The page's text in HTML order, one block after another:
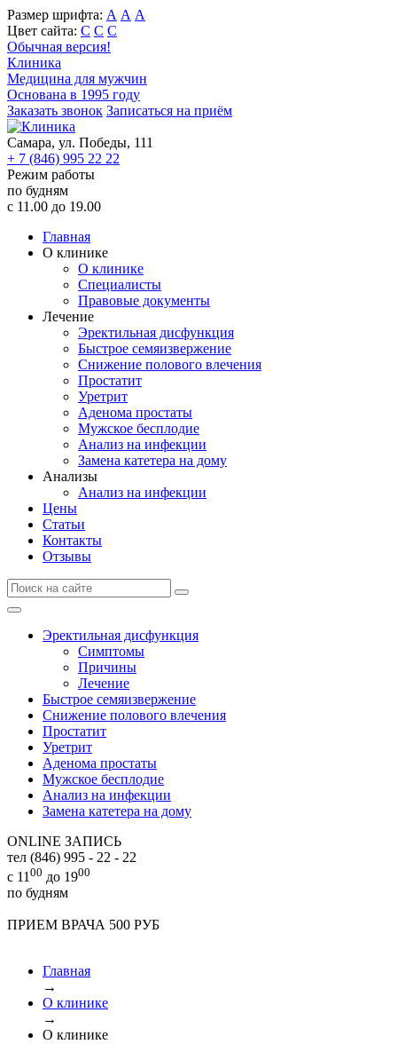
Размер шрифта: А А А
Цвет сайта: С С С
Обычная версия!
Клиника
Медицина для мужчин
Основана в 1995 году
Заказать звонок Записаться на приём
Самара, ул. Победы, 111
+ 7 (846) 995 22 22
Режим работы
по будням
c 11.00 до 19.00
Главная
О клинике
О клинике
Специалисты
Правовые документы
Лечение
Эректильная дисфункция
Быстрое семяизвержение
Снижение полового влечения
Простатит
Уретрит
Аденома простаты
Мужское бесплодие
Анализ на инфекции
Замена катетера на дому
Анализы
Анализ на инфекции
Цены
Статьи
Контакты
Отзывы
Эректильная дисфункция
Симптомы
Причины
Лечение
Быстрое семяизвержение
Снижение полового влечения
Простатит
Уретрит
Аденома простаты
Мужское бесплодие
Анализ на инфекции
Замена катетера на дому
ONLINE ЗАПИСЬ
тел (846) 995 - 22 - 22
с 11 00 до 1900
по будням
ПРИЕМ ВРАЧА 500 РУБ
Главная
→
О клинике
→
О клинике